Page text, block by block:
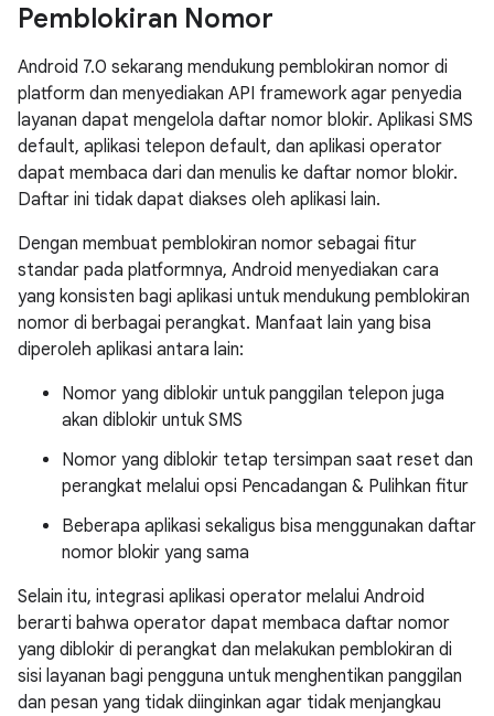
Pemblokiran Nomor
Android 7.0 sekarang mendukung pemblokiran nomor di
platform dan menyediakan API framework agar penyedia
layanan dapat mengelola daftar nomor blokir. Aplikasi SMS
default, aplikasi telepon default, dan aplikasi operator
dapat membaca dari dan menulis ke daftar nomor blokir.
Daftar ini tidak dapat diakses oleh aplikasi lain.
Dengan membuat pemblokiran nomor sebagai fitur
standar pada platformnya, Android menyediakan cara
yang konsisten bagi aplikasi untuk mendukung pemblokiran
nomor di berbagai perangkat. Manfaat lain yang bisa
diperoleh aplikasi antara lain:
Nomor yang diblokir untuk panggilan telepon juga
akan diblokir untuk SMS
Nomor yang diblokir tetap tersimpan saat reset dan
perangkat melalui opsi Pencadangan & Pulihkan fitur
Beberapa aplikasi sekaligus bisa menggunakan daftar
nomor blokir yang sama
Selain itu, integrasi aplikasi operator melalui Android
berarti bahwa operator dapat membaca daftar nomor
yang diblokir di perangkat dan melakukan pemblokiran di
sisi layanan bagi pengguna untuk menghentikan panggilan
dan pesan yang tidak diinginkan agar tidak menjangkau